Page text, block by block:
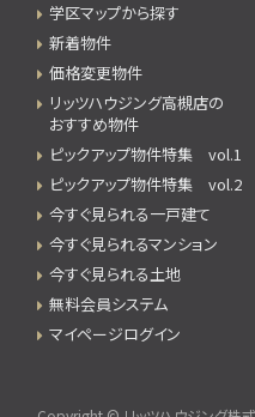
学区マップから探す
新着物件
価格変更物件
リッツハウジング高槻店の
おすすめ物件
ピックアップ物件特集 vol.1
ピックアップ物件特集 vol.2
今すぐ見られる一戸建て
今すぐ見られるマンション
今すぐ見られる土地
無料会員システム
マイページログイン